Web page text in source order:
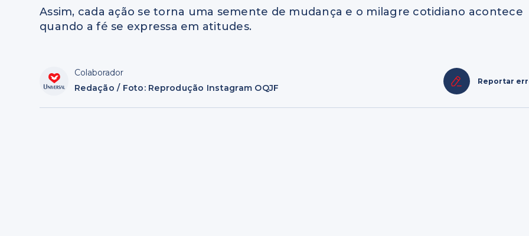
Assim, cada ação se torna uma semente de mudança e o milagre cotidiano acontece
quando a fé se expressa em atitudes.
Colaborador
Redação / Foto: Reprodução Instagram OQJF
Reportar